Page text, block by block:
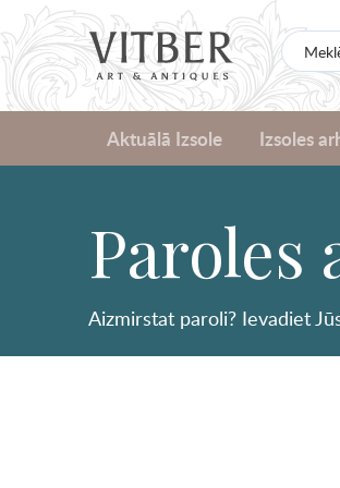
Aktuālā Izsole Izsoles
Paroles
Aizmirstat paroli? Ievadiet